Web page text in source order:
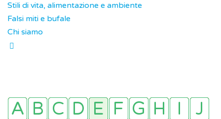
Stili di vita, alimentazione e ambiente
Falsi miti e bufale
Chi siamo